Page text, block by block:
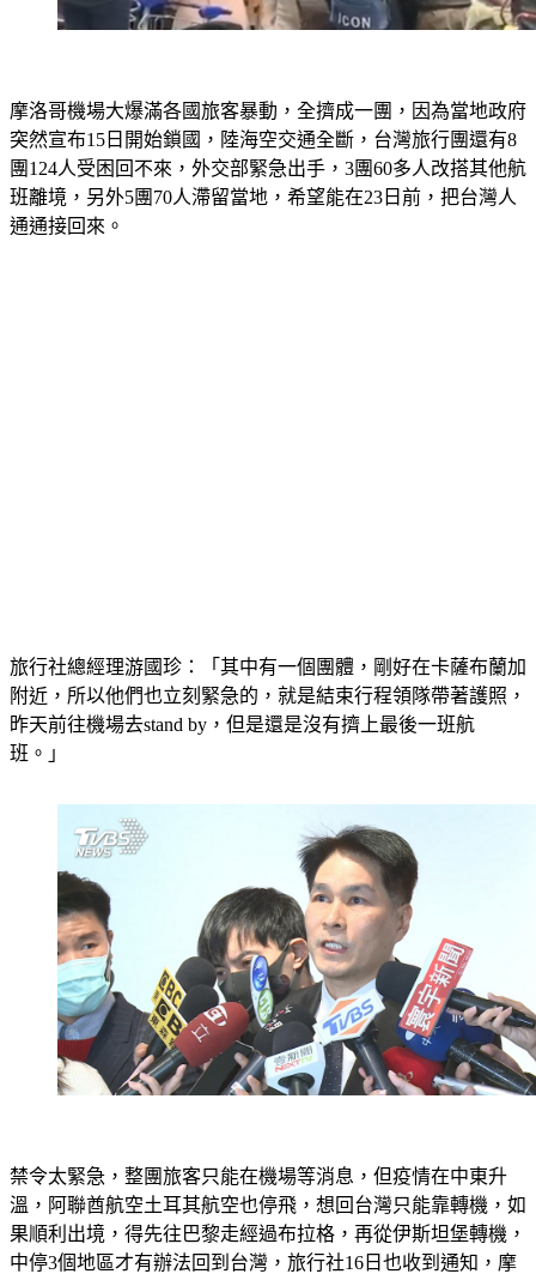
突然宣布15日開始鎖國，陸海空交通全斷，台灣旅行團還有8
團124人受困回不來，外交部緊急出手，3團60多人改搭其他航
班離境，另外5團70人滯留當地，希望能在23日前，把台灣人
通通接回來。
附近，所以他們也立刻緊急的，就是結束行程領隊帶著護照，
昨天前往機場去stand by，但是還是沒有擠上最後一班航
班。」
溫，阿聯酋航空土耳其航空也停飛，想回台灣只能靠轉機，如
果順利出境，得先往巴黎走經過布拉格，再從伊斯坦堡轉機，
中停3個地區才有辦法回到台灣，旅行社16日也收到通知，摩
洛哥當地加派100個航班疏運，但似乎只限當地國籍人士能上